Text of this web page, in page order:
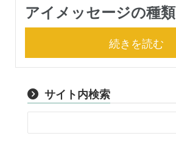
アイメッセージの種類
続きを読む
サイト内検索